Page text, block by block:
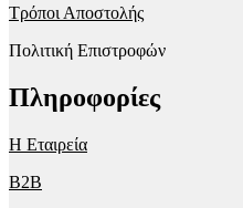
Τρόποι Αποστολής
Πολιτική Επιστροφών
Πληροφορίες
Η Εταιρεία
B2B